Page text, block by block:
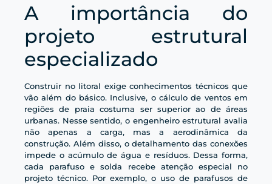
A importância do
projeto estrutural
especializado
Construir no litoral exige conhecimentos técnicos que
vão além do básico. Inclusive, o cálculo de ventos em
regiões de praia costuma ser superior ao de áreas
urbanas. Nesse sentido, o engenheiro estrutural avalia
não apenas a carga, mas a aerodinâmica da
construção. Além disso, o detalhamento das conexões
impede o acúmulo de água e resíduos. Dessa forma,
cada parafuso e solda recebe atenção especial no
projeto técnico. Por exemplo, o uso de parafusos de